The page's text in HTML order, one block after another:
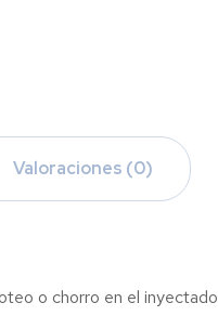
Valoraciones (0)
o chorro en el inyectado